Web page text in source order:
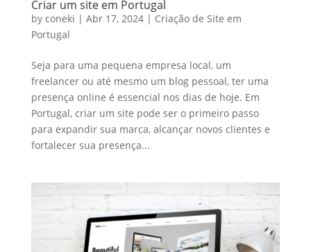
Criar um site em Portugal
by coneki | Abr 17, 2024| Criação de Site em
Portugal
Seja para uma pequena empresa local, um
freelancer ou até mesmo um blog pessoal, ter uma
presença online é essencial nos dias de hoje. Em
Portugal, criar um site pode ser o primeiro passo
para expandir sua marca, alcançar novos clientes e
fortalecer sua presença...